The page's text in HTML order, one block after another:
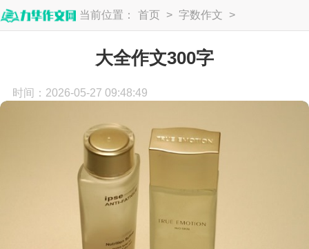
当前位置： 首页 > 字数作文 >
大全作文300字
时间：2026-05-27 09:48:49